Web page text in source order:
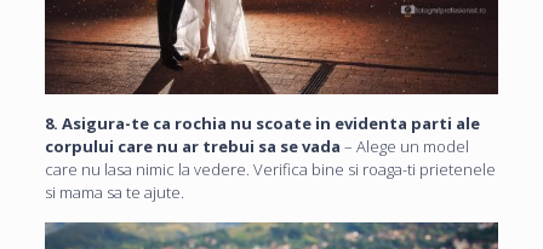
8. Asigura-te ca rochia nu scoate in evidenta parti ale
corpului care nu ar trebui sa se vada – Alege un model
care nu lasa nimic la vedere. Verifica bine si roaga-ti prietenele
si mama sa te ajute.